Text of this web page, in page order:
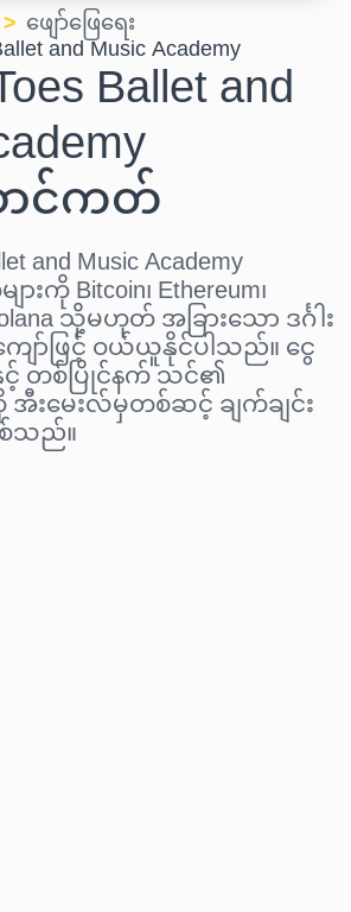
ဖျော်ဖြေရေး
and Music Academy
Ballet and
င်ကတ်
and Music Academy
Bitcoin၊ Ethereum၊
သို့မဟုတ် အခြားသော ဒင်္ဂါး
ကျော်ဖြင့် ဝယ်ယူနိုင်ပါသည်။ ငွေ
င့် တစ်ပြိုင်နက် သင်၏
းမေးလ်မှတစ်ဆင့် ချက်ချင်း
သည်။